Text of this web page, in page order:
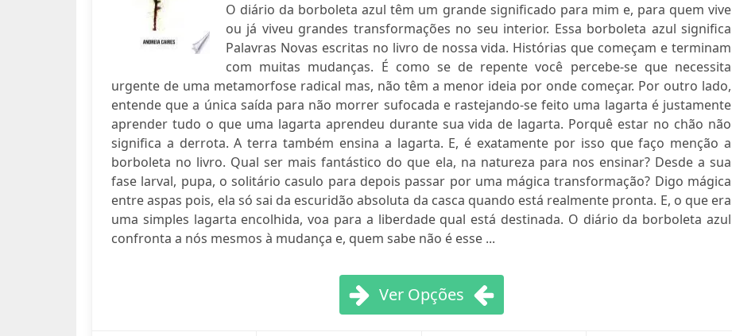
O diário da borboleta azul têm um grande significado para mim e, para quem vive
ou já viveu grandes transformações no seu interior. Essa borboleta azul significa
Palavras Novas escritas no livro de nossa vida. Histórias que começam e terminam
com muitas mudanças. É como se de repente você percebe-se que necessita
urgente de uma metamorfose radical mas, não têm a menor ideia por onde começar. Por outro lado,
entende que a única saída para não morrer sufocada e rastejando-se feito uma lagarta é justamente
aprender tudo o que uma lagarta aprendeu durante sua vida de lagarta. Porquê estar no chão não
significa a derrota. A terra também ensina a lagarta. E, é exatamente por isso que faço menção a
borboleta no livro. Qual ser mais fantástico do que ela, na natureza para nos ensinar? Desde a sua
fase larval, pupa, o solitário casulo para depois passar por uma mágica transformação? Digo mágica
entre aspas pois, ela só sai da escuridão absoluta da casca quando está realmente pronta. E, o que era
uma simples lagarta encolhida, voa para a liberdade qual está destinada. O diário da borboleta azul
confronta a nós mesmos à mudança e, quem sabe não é esse ...
Ver Opções